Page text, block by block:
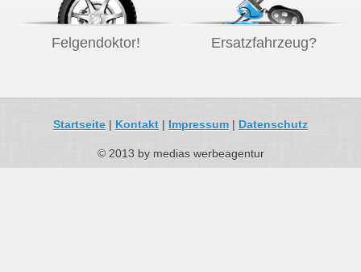
Felgendoktor! Ersatzfahrzeug?
Startseite | Kontakt | Impressum | Datenschutz
© 2013 by medias werbeagentur